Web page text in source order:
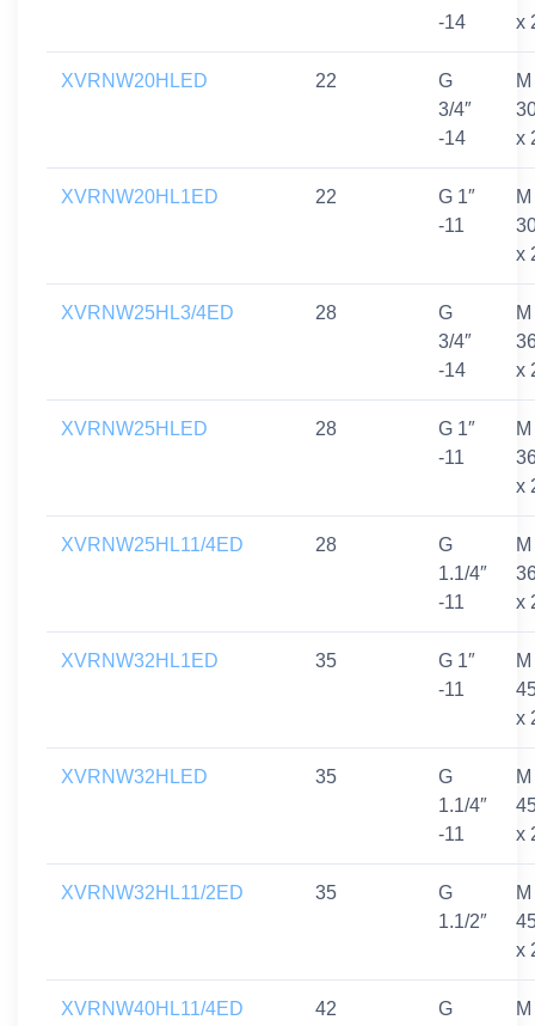
-14
x
XVRNW20HLED 22
G
3/4″
-14
M
x
XVRNW20HL1ED 22
G 1″
-11
M
x
XVRNW25HL3/4ED 28
G
3/4″
-14
M
x
XVRNW25HLED 28
G 1″
-11
M
x
XVRNW25HL11/4ED 28
G
1.1/4″
-11
M
x
XVRNW32HL1ED 35
G 1″
-11
M
x
XVRNW32HLED 35
G
1.1/4″
-11
M
x
XVRNW32HL11/2ED 35
G
1.1/2″
M
x
XVRNW40HL11/4ED 42
G
M